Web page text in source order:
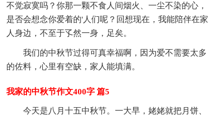
不觉寂寞吗？你那一颗不食人间烟火、一尘不染的心，
是否会想念你爱着的'人们呢？回想现在，我能陪伴在家
人身边，不至于孓然一身，足矣。
我们的中秋节过得可真幸福啊，因为爱不需要太多
的佐料，心里有空缺，家人能填满。
我家的中秋节作文400字 篇5
今天是八月十五中秋节。一大早，姥姥就把月饼、